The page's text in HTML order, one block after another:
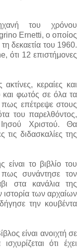
του χρόνου
Ernetti, ο οποίος
δεκαετία του 1960.
ότι 12 επιστήμονες
κεραίες και
φωτός σε όλα τα
επέτρεψε στους
του παρελθόντος,
Χριστού. Θα
διδασκαλίες της
το βιβλίο του
πως συνάντησε τον
στα κανάλια της
ιστορία των αρχαίων
την κουβέντα
είναι ανοιχτή σε
ότι έχει